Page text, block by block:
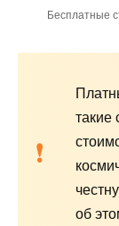
Бесплатные
такие
об